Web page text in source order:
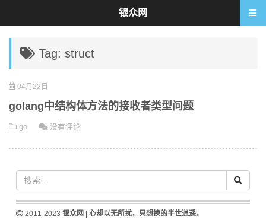
Tag: struct
04月22日
golang中结构体方法的接收者类型问题
go 没有评论
2011-2023 银众网 | 心却以无所扰，只想换的半世逍遥。
银众网